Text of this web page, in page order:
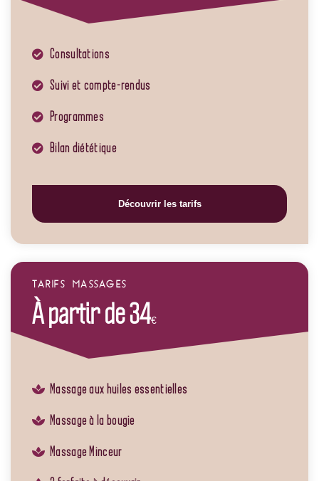
TARIFS MASSAGES
À partir de 34€
Massage aux huiles essentielles
Massage à la bougie
Massage Minceur
Consultations
Suivi et compte-rendus
Programmes
Bilan diététique
Découvrir les tarifs